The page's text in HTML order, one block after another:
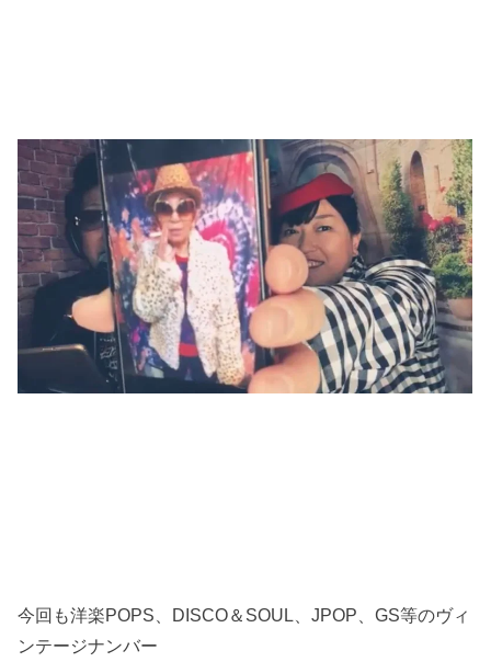
今回も洋楽POPS、DISCO＆SOUL、JPOP、GS等のヴィ
ンテージナンバー